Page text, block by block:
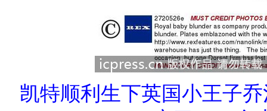
凯特顺利生下英国小王子